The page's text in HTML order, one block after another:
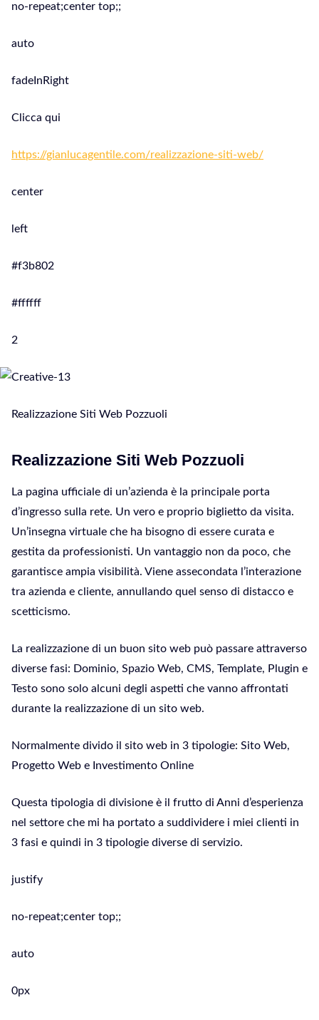
no-repeat;center top;;
auto
fadeInRight
Clicca qui
https://gianlucagentile.com/realizzazione-siti-web/
center
left
#f3b802
#ffffff
2
Realizzazione Siti Web Pozzuoli
Realizzazione Siti Web Pozzuoli
La pagina ufficiale di un’azienda è la principale porta
d’ingresso sulla rete. Un vero e proprio biglietto da visita.
Un’insegna virtuale che ha bisogno di essere curata e
gestita da professionisti. Un vantaggio non da poco, che
garantisce ampia visibilità. Viene assecondata l’interazione
tra azienda e cliente, annullando quel senso di distacco e
scetticismo.
La realizzazione di un buon sito web può passare attraverso
diverse fasi: Dominio, Spazio Web, CMS, Template, Plugin e
Testo sono solo alcuni degli aspetti che vanno affrontati
durante la realizzazione di un sito web.
Normalmente divido il sito web in 3 tipologie: Sito Web,
Progetto Web e Investimento Online
Questa tipologia di divisione è il frutto di Anni d’esperienza
nel settore che mi ha portato a suddividere i miei clienti in
3 fasi e quindi in 3 tipologie diverse di servizio.
justify
no-repeat;center top;;
auto
0px